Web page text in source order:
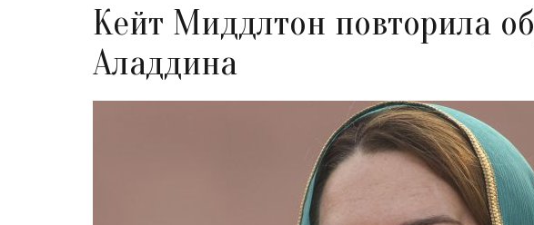
Кейт Миддлтон повторила
Аладдина